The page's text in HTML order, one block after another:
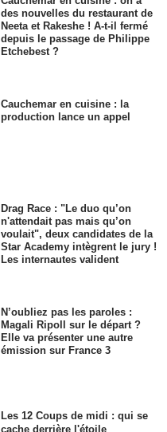
des nouvelles du restaurant de
Neeta et Rakeshe ! A-t-il fermé
depuis le passage de Philippe
Etchebest ?
Cauchemar en cuisine : la
production lance un appel
Drag Race : "Le duo qu’on
n'attendait pas mais qu’on
voulait", deux candidates de la
Star Academy intègrent le jury !
Les internautes valident
N’oubliez pas les paroles :
Magali Ripoll sur le départ ?
Elle va présenter une autre
émission sur France 3
Les 12 Coups de midi : qui se
cache derrière l'étoile